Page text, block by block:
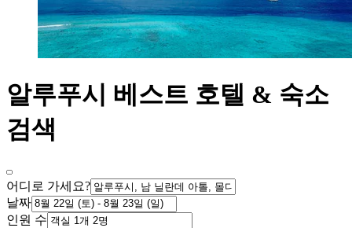
알루푸시 베스트 호텔 & 숙소
검색
어디로 가세요?
날짜
인원 수